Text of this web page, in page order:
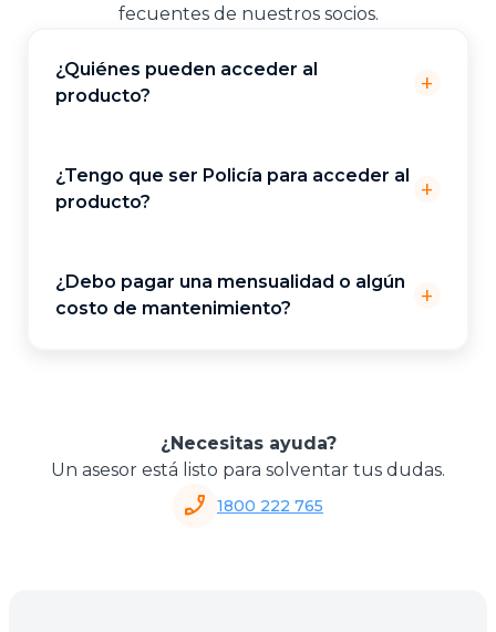
fecuentes de nuestros socios.
¿Necesitas ayuda?
Un asesor está listo para solventar tus dudas.
phone_enabled 1800 222 765
¿Quiénes pueden acceder al
producto?
add
¿Tengo que ser Policía para acceder al
producto?
add
¿Debo pagar una mensualidad o algún
costo de mantenimiento?
add